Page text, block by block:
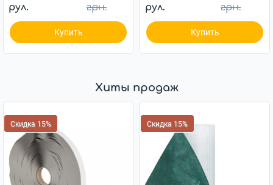
рул.
грн.
Купить
рул.
грн.
Купить
Хиты продаж
Скидка 15% Скидка 15%